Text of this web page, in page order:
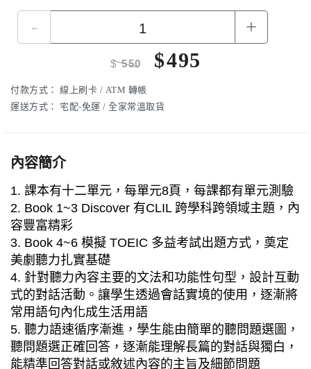
- +
$550 $495
付款方式： 線上刷卡 / ATM 轉帳
運送方式：
宅配-免運 / 全家常溫取貨
內容簡介
1. 課本有十二單元，每單元8頁，每課都有單元測驗
2. Book 1~3 Discover 有CLIL 跨學科跨領域主題，內
容豐富精彩
3. Book 4~6 模擬 TOEIC 多益考試出題方式，奠定
美劇聽力扎實基礎
4. 針對聽力內容主要的文法和功能性句型，設計互動
式的對話活動。讓學生透過會話實境的使用，逐漸將
常用語句內化成生活用語
5. 聽力語速循序漸進，學生能由簡單的聽問題選圖，
聽問題選正確回答，逐漸能理解長篇的對話與獨白，
能精準回答對話或敘述內容的主旨及細節問題